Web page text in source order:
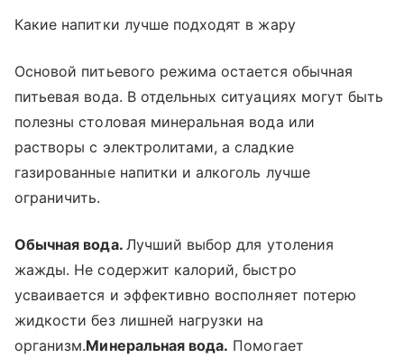
Какие напитки лучше подходят в жару
Основой питьевого режима остается обычная
питьевая вода. В отдельных ситуациях могут быть
полезны столовая минеральная вода или
растворы с электролитами, а сладкие
газированные напитки и алкоголь лучше
ограничить.
Обычная вода. Лучший выбор для утоления
жажды. Не содержит калорий, быстро
усваивается и эффективно восполняет потерю
жидкости без лишней нагрузки на
организм.Минеральная вода. Помогает